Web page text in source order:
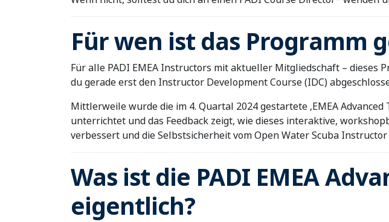
Für wen ist das Programm
Für alle PADI EMEA Instructors mit aktueller Mitgliedschaft –
du gerade erst den Instructor Development Course (IDC)
Mittlerweile wurde die im 4. Quartal 2024 gestartete ‚EMEA
unterrichtet und das Feedback zeigt, wie dieses interaktive,
verbessert und die Selbstsicherheit vom Open Water Scuba
Was ist die PADI EMEA
eigentlich?